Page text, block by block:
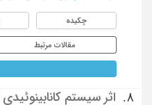
چکیده
مقالات مرتبط
8.